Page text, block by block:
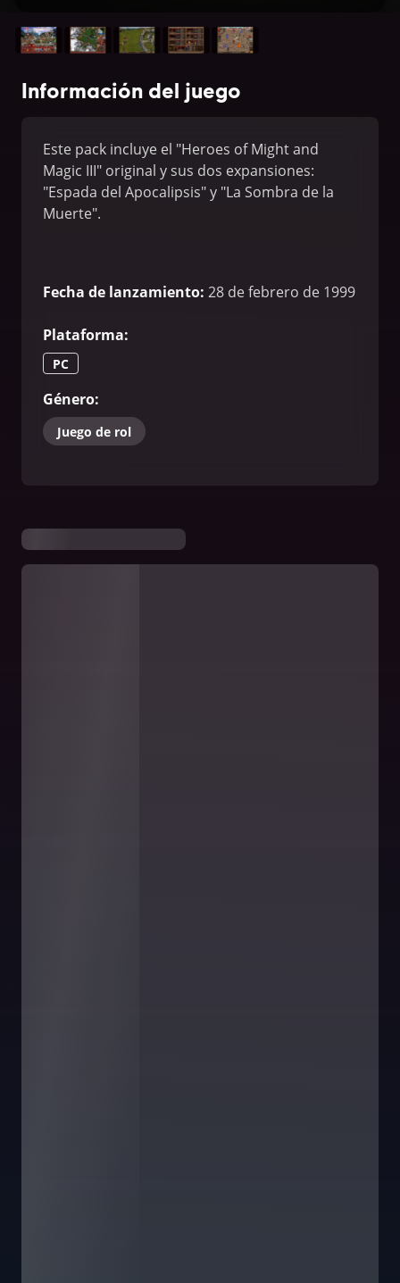
Información del juego
Este pack incluye el "Heroes of Might and
Magic III" original y sus dos expansiones:
"Espada del Apocalipsis" y "La Sombra de la
Muerte".
Fecha de lanzamiento: 28 de febrero de 1999
Plataforma:
PC
Género:
Juego de rol